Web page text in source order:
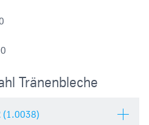
Tränenbleche
(1.0038)